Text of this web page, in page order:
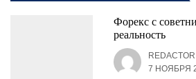
Форекс с
реальность
REDACTOR
7 НОЯБРЯ